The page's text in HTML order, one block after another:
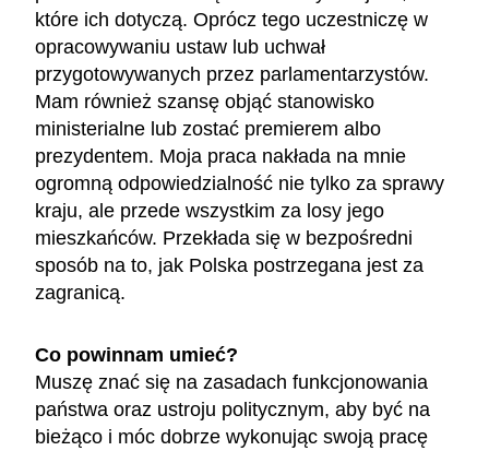
które ich dotyczą. Oprócz tego uczestniczę w
opracowywaniu ustaw lub uchwał
przygotowywanych przez parlamentarzystów.
Mam również szansę objąć stanowisko
ministerialne lub zostać premierem albo
prezydentem. Moja praca nakłada na mnie
ogromną odpowiedzialność nie tylko za sprawy
kraju, ale przede wszystkim za losy jego
mieszkańców. Przekłada się w bezpośredni
sposób na to, jak Polska postrzegana jest za
zagranicą.
Co powinnam umieć?
Muszę znać się na zasadach funkcjonowania
państwa oraz ustroju politycznym, aby być na
bieżąco i móc dobrze wykonując swoją pracę